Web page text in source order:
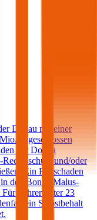
Donau mit einer
abgeschlossen
der Donau
und/oder
Ein Freischaden
den Bonus-Malus-
Für Fahrer unter 23
ein Selbstbehalt